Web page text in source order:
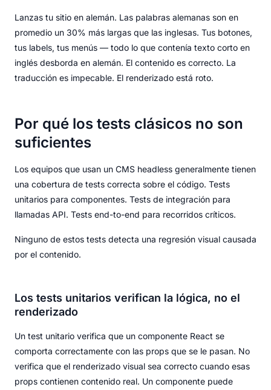
Lanzas tu sitio en alemán. Las palabras alemanas son en
promedio un 30% más largas que las inglesas. Tus botones,
tus labels, tus menús — todo lo que contenía texto corto en
inglés desborda en alemán. El contenido es correcto. La
traducción es impecable. El renderizado está roto.
Por qué los tests clásicos no son
suficientes
Los equipos que usan un CMS headless generalmente tienen
una cobertura de tests correcta sobre el código. Tests
unitarios para componentes. Tests de integración para
llamadas API. Tests end-to-end para recorridos críticos.
Ninguno de estos tests detecta una regresión visual causada
por el contenido.
Los tests unitarios verifican la lógica, no el
renderizado
Un test unitario verifica que un componente React se
comporta correctamente con las props que se le pasan. No
verifica que el renderizado visual sea correcto cuando esas
props contienen contenido real. Un componente puede